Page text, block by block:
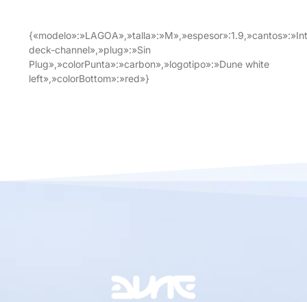
deck-channel»,»plug»:»Sin
Plug»,»colorPunta»:»carbon»,»logotipo»:»Dune white
left»,»colorBottom»:»red»}